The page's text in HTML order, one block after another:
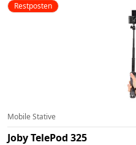
Restposten
Mobile Stative
Joby TelePod 325